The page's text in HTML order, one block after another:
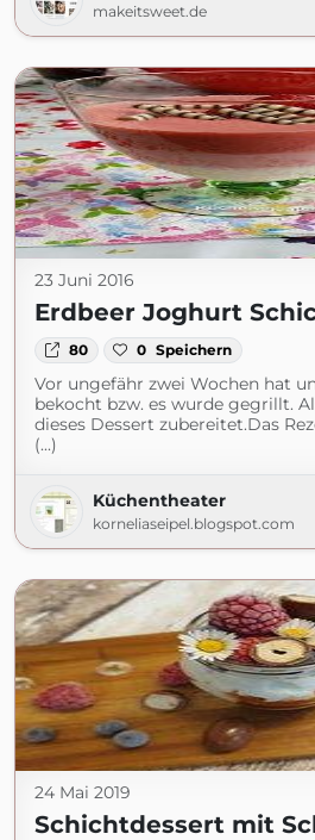
makeitsweet.de
23 Juni 2016
Erdbeer Joghurt
80 0 Speichern
Vor ungefähr zwei Wochen hat
bekocht bzw. es wurde gegrillt.
dieses Dessert zubereitet.Das
(...)
Küchentheater
korneliaseipel.blogspot.com
24 Mai 2019
Schichtdessert mit